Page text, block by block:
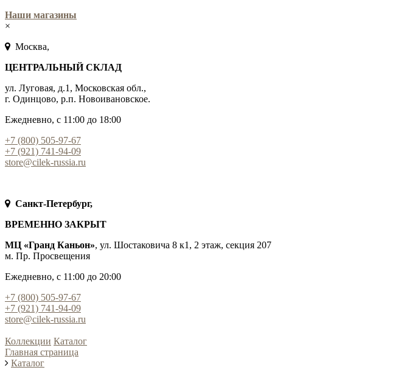
Наши магазины
×
Москва,
ЦЕНТРАЛЬНЫЙ СКЛАД
ул. Луговая, д.1, Московская обл.,
г. Одинцово, р.п. Новоивановское.
Ежедневно, с 11:00 до 18:00
+7 (800) 505-97-67
+7 (921) 741-94-09
store@cilek-russia.ru
Санкт-Петербург,
ВРЕМЕННО ЗАКРЫТ
МЦ «Гранд Каньон», ул. Шостаковича 8 к1, 2 этаж, секция 207
м. Пр. Просвещения
Ежедневно, с 11:00 до 20:00
+7 (800) 505-97-67
+7 (921) 741-94-09
store@cilek-russia.ru
Коллекции Каталог
Главная страница
Каталог